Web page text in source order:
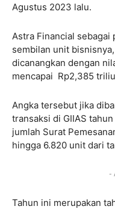
Agustus 2023 lalu.
Astra Financial sebagai
sembilan unit
dicanangkan dengan
mencapai Rp2,385
Angka tersebut jika
transaksi di GIIAS
jumlah Surat
hingga 6.820 unit dari
-
Tahun ini merupakan